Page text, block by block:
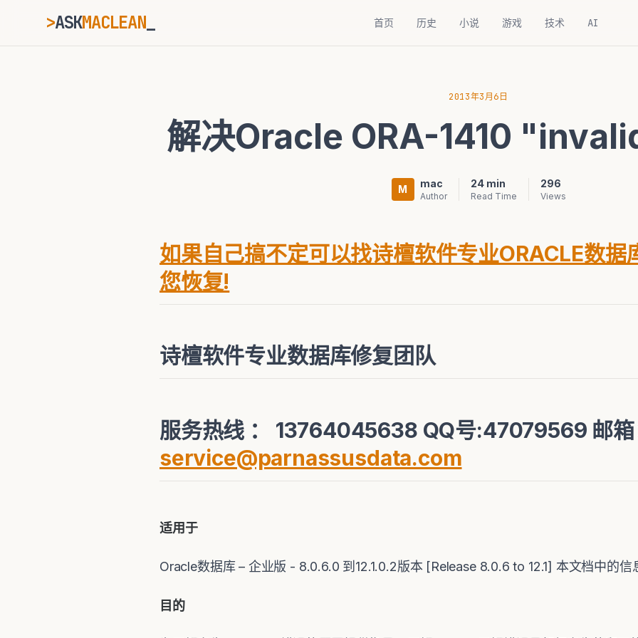
>ASKMACLEAN_ 首页 历史 小说 游戏 技术 AI
2013年3月6日
解决Oracle ORA-1410
M mac
Author
24 min
Read Time
296
Views
如果自己搞不定可以找诗檀软件专业ORACLE数据
您恢复!
诗檀软件专业数据库修复团队
服务热线 ： 13764045638 QQ号:47079569 邮箱
service@parnassusdata.com
适用于
Oracle数据库 – 企业版 - 8.0.6.0 到12.1.0.2版本 [Release 8.0.6 to 12.1] 本文档中的信
目的